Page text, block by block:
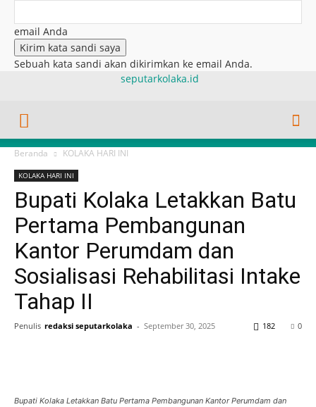
email Anda
Sebuah kata sandi akan dikirimkan ke email Anda.
seputarkolaka.id
Beranda KOLAKA HARI INI
KOLAKA HARI INI
Bupati Kolaka Letakkan Batu
Pertama Pembangunan
Kantor Perumdam dan
Sosialisasi Rehabilitasi Intake
Tahap II
Penulis redaksi seputarkolaka - September 30, 2025 0
182
Bupati Kolaka Letakkan Batu Pertama Pembangunan Kantor Perumdam dan